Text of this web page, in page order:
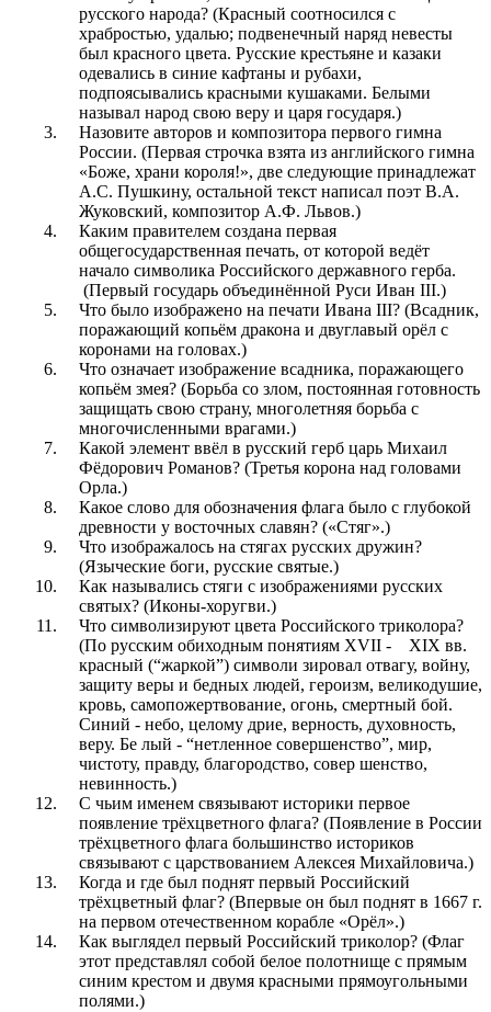
русского народа? (Красный соотносился с
храбростью, удалью; подвенечный наряд невесты
был красного цвета. Русские крестьяне и казаки
одевались в синие кафтаны и рубахи,
подпоясывались красными кушаками. Белыми
называл народ свою веру и царя государя.)
Назовите авторов и композитора первого гимна
России. (Первая строчка взята из английского гимна
«Боже, храни короля!», две следующие принадлежат
А.С. Пушкину, остальной текст написал поэт В.А.
Жуковский, композитор А.Ф. Львов.)
Каким правителем создана первая
общегосударственная печать, от которой ведёт
начало символика Российского державного герба.
(Первый государь объединённой Руси Иван III.)
Что было изображено на печати Ивана III? (Всадник,
поражающий копьём дракона и двуглавый орёл с
коронами на головах.)
Что означает изображение всадника, поражающего
копьём змея? (Борьба со злом, постоянная готовность
защищать свою страну, многолетняя борьба с
многочисленными врагами.)
Какой элемент ввёл в русский герб царь Михаил
Фёдорович Романов? (Третья корона над головами
Орла.)
Какое слово для обозначения флага было с глубокой
древности у восточных славян? («Стяг».)
Что изображалось на стягах русских дружин?
(Языческие боги, русские святые.)
Как назывались стяги с изображениями русских
святых? (Иконы-хоругви.)
Что символизируют цвета Российского триколора?
(По русским обиходным понятиям XVII - XIX вв.
красный (“жаркой”) символи зировал отвагу, войну,
защиту веры и бедных людей, героизм, великодушие,
кровь, самопожертвование, огонь, смертный бой.
Синий - небо, целому дрие, верность, духовность,
веру. Бе лый - “нетленное совершенство”, мир,
чистоту, правду, благородство, совер шенство,
невинность.)
С чьим именем связывают историки первое
появление трёхцветного флага? (Появление в России
трёхцветного флага большинство историков
связывают с царствованием Алексея Михайловича.)
Когда и где был поднят первый Российский
трёхцветный флаг? (Впервые он был поднят в 1667 г.
на первом отечественном корабле «Орёл».)
Как выглядел первый Российский триколор? (Флаг
этот представлял собой белое полотнище с прямым
синим крестом и двумя красными прямоугольными
полями.)